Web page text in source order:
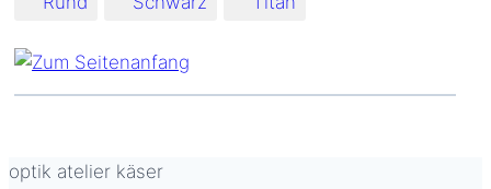
optik atelier käser